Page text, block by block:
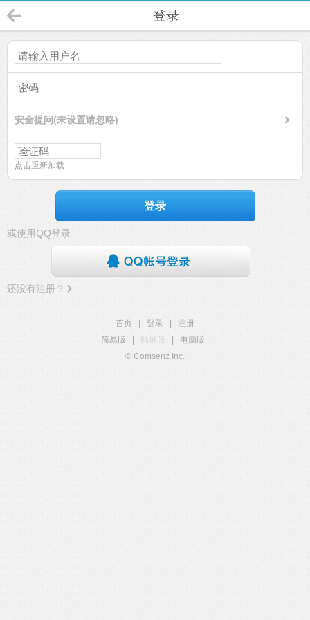
登录
安全提问(未设置请忽略)
点击重新加载
登录
或使用QQ登录
还没有注册？
首页 登录
注册
简易版
触屏版 电脑版
© Comsenz Inc.